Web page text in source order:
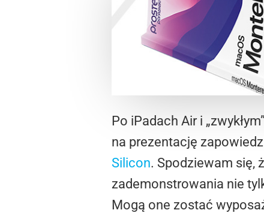
Po iPadach Air i
na prezentację
Silicon. Spodziewam się,
zademonstrowania nie
Mogą one zostać